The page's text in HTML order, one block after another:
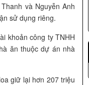
và Nguyễn Anh
sử dụng riêng.
khoản công ty TNHH
ăn thuộc dự án nhà
giữ lại hơn 207 triệu